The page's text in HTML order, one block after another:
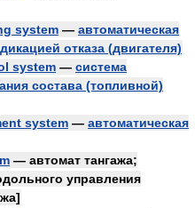
system — автоматическая
отказа (двигателя)
system — система
состава (топливной)
system — автоматическая
— автомат тангажа;
управления